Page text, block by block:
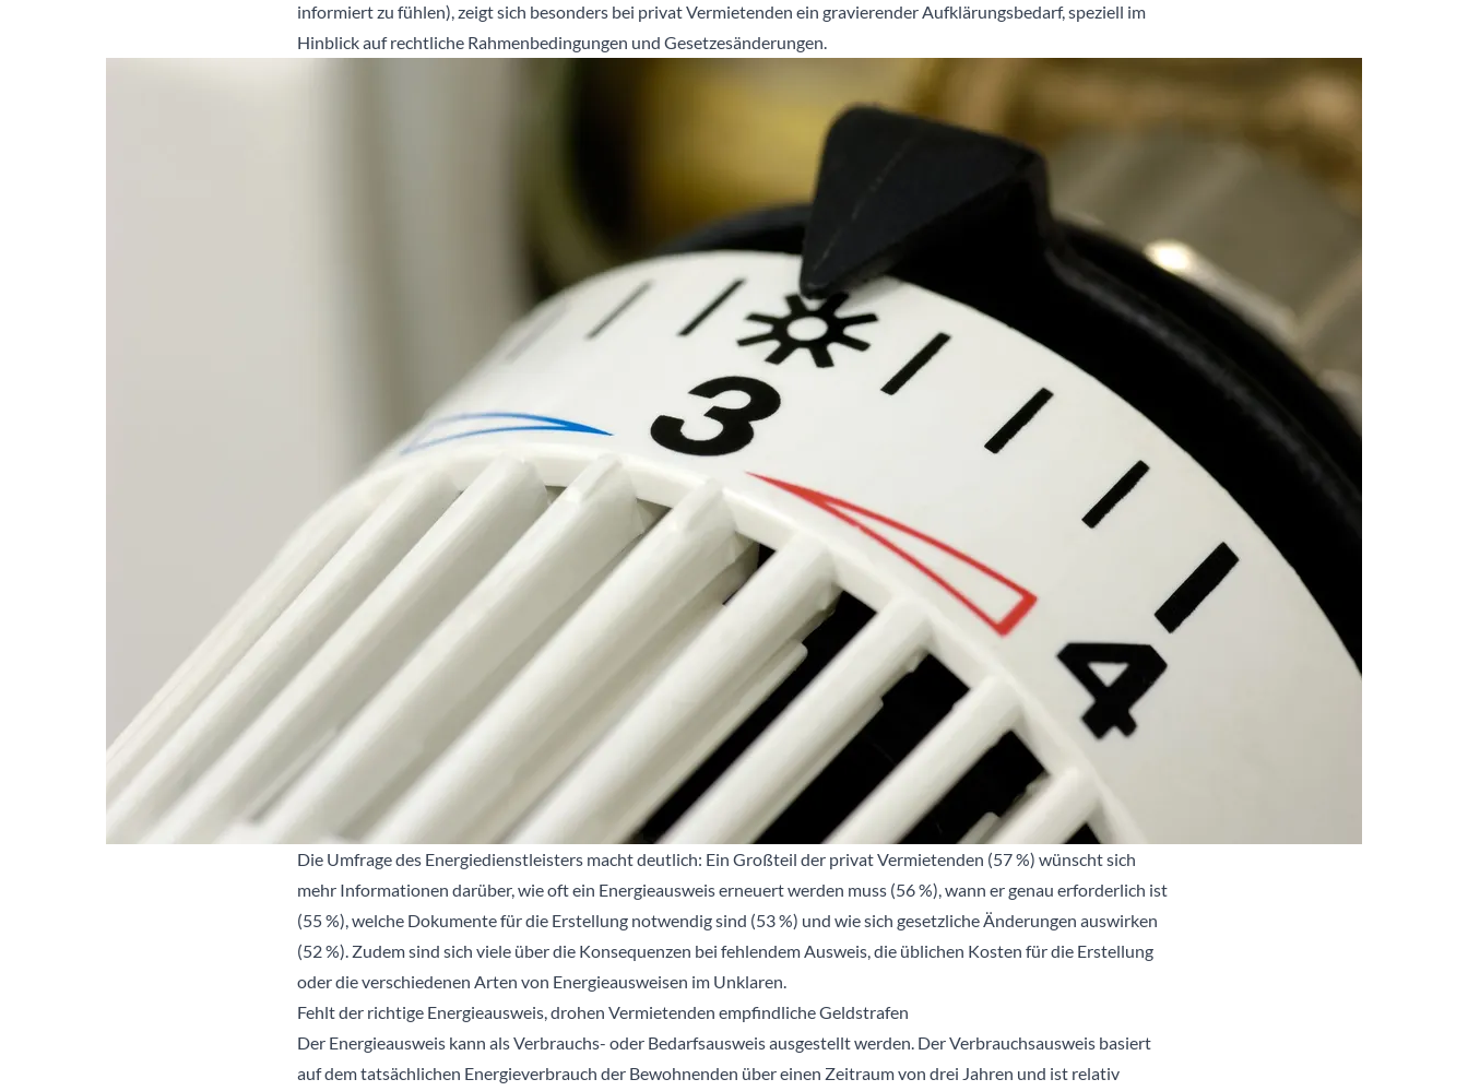
informiert zu fühlen), zeigt sich besonders bei privat Vermietenden ein gravierender Aufklärungsbedarf, speziell im
Hinblick auf rechtliche Rahmenbedingungen und Gesetzesänderungen.
Die Umfrage des Energiedienstleisters macht deutlich: Ein Großteil der privat Vermietenden (57 %) wünscht sich
mehr Informationen darüber, wie oft ein Energieausweis erneuert werden muss (56 %), wann er genau erforderlich ist
(55 %), welche Dokumente für die Erstellung notwendig sind (53 %) und wie sich gesetzliche Änderungen auswirken
(52 %). Zudem sind sich viele über die Konsequenzen bei fehlendem Ausweis, die üblichen Kosten für die Erstellung
oder die verschiedenen Arten von Energieausweisen im Unklaren.
Fehlt der richtige Energieausweis, drohen Vermietenden empfindliche Geldstrafen
Der Energieausweis kann als Verbrauchs- oder Bedarfsausweis ausgestellt werden. Der Verbrauchsausweis basiert
auf dem tatsächlichen Energieverbrauch der Bewohnenden über einen Zeitraum von drei Jahren und ist relativ